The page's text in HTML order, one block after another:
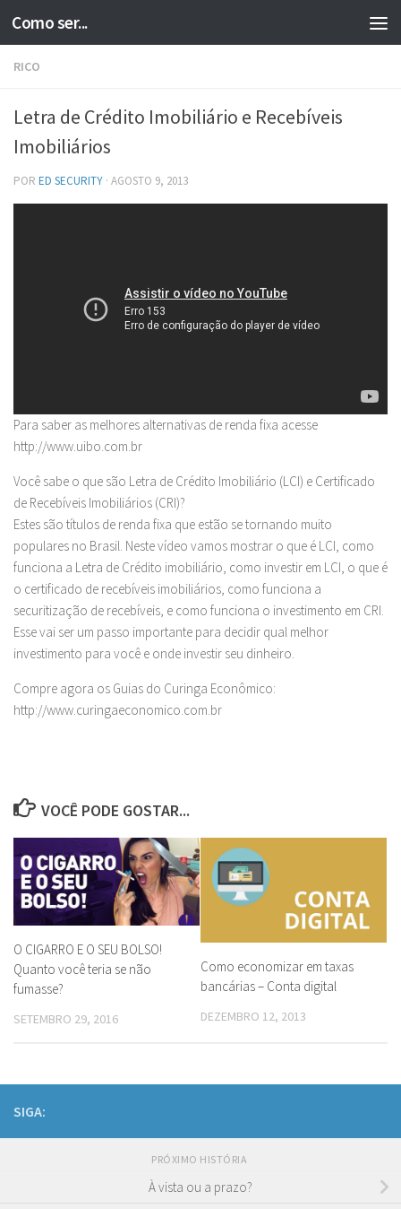
Skip to content
Como ser...
RICO
Letra de Crédito Imobiliário e Recebíveis
Imobiliários
POR ED SECURITY · AGOSTO 9, 2013
Para saber as melhores alternativas de renda fixa acesse
http://www.uibo.com.br
Você sabe o que são Letra de Crédito Imobiliário (LCI) e Certificado
de Recebíveis Imobiliários (CRI)?
Estes são títulos de renda fixa que estão se tornando muito
populares no Brasil. Neste vídeo vamos mostrar o que é LCI, como
funciona a Letra de Crédito imobiliário, como investir em LCI, o que é
o certificado de recebíveis imobiliários, como funciona a
securitização de recebíveis, e como funciona o investimento em CRI.
Esse vai ser um passo importante para decidir qual melhor
investimento para você e onde investir seu dinheiro.
Compre agora os Guias do Curinga Econômico:
http://www.curingaeconomico.com.br
VOCÊ PODE GOSTAR...
O CIGARRO E O SEU BOLSO!
Quanto você teria se não
fumasse?
SETEMBRO 29, 2016
Como economizar em taxas
bancárias – Conta digital
DEZEMBRO 12, 2013
SIGA:
PRÓXIMO HISTÓRIA
À vista ou a prazo?